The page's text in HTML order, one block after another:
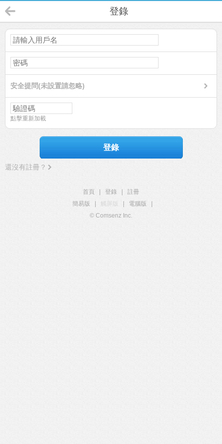
登錄
安全提問(未設置請忽略)
點擊重新加載
登錄
還沒有註冊？
首頁 登錄
註冊
簡易版
觸屏版 電腦版
© Comsenz Inc.